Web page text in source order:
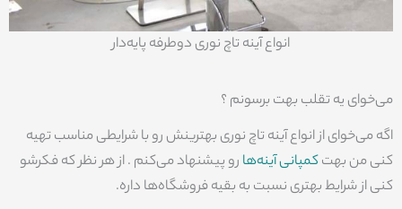
انواع آینه تاچ نوری دوطرفه پایه‌دار
می‌خوای یه تقلب بهت برسونم ؟
اگه می‌خوای از انواع آینه تاچ نوری بهترینش رو با شرایطی مناسب تهیه
کنی من بهتکمپانی آینه‌هارو پیشنهاد می‌کنم . از هر نظر که فکرشو
کنی از شرایط بهتری نسبت به بقیه فروشگاه‌ها داره.